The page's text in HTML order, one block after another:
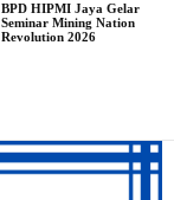
BPD HIPMI Jaya Gelar
Seminar Mining Nation
Revolution 2026